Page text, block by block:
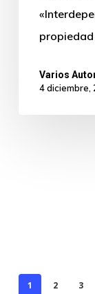
Varios
4 diciembre,
1 2 3